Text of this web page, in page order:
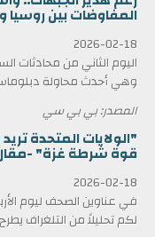
المفاوضات بين روسيا
2026-02-18
اليوم الثاني من محادثات
وهي أحدث محاولة
المصدر: بي بي سي
"الولايات المتحدة
قوة شرطة غزة" -
2026-02-18
لكم تحليلاً من التلغراف